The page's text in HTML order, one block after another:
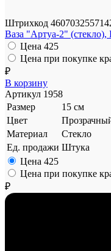
Штрихкод
Ваза "Артуа-2"
Цена 425
Цена при покупке
₽
В корзину
Артикул 1958
Размер
15 см
Цвет
Материал
Стекло
Ед. продажи Штука
Цена 425
Цена при покупке
₽